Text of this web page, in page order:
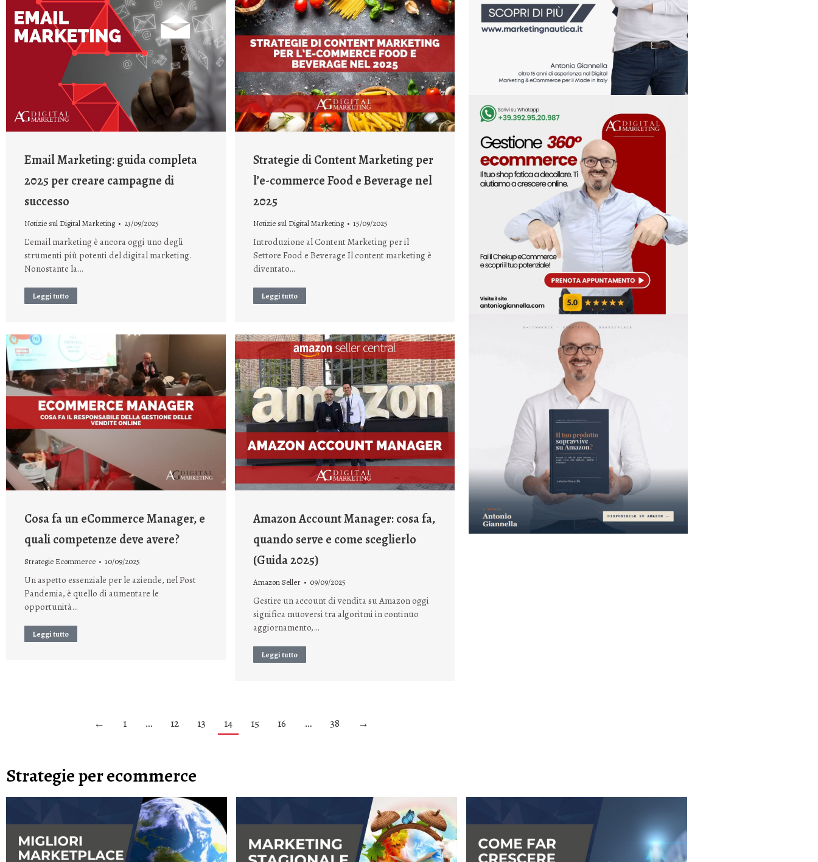
Email Marketing: guida completa
2025 per creare campagne di
successo
Notizie sul Digital Marketing 23/09/2025
L’email marketing è ancora oggi uno degli
strumenti più potenti del digital marketing.
Nonostante la…
Leggi tutto
Strategie di Content Marketing per
l’e-commerce Food e Beverage nel
2025
Notizie sul Digital Marketing 15/09/2025
Introduzione al Content Marketing per il
Settore Food e Beverage Il content marketing è
diventato…
Leggi tutto
Cosa fa un eCommerce Manager, e
quali competenze deve avere?
Strategie Ecommerce 10/09/2025
Un aspetto essenziale per le aziende, nel Post
Pandemia, è quello di aumentare le
opportunità…
Leggi tutto
Amazon Account Manager: cosa fa,
quando serve e come sceglierlo
(Guida 2025)
Amazon Seller 09/09/2025
Gestire un account di vendita su Amazon oggi
significa muoversi tra algoritmi in continuo
aggiornamento,…
Leggi tutto
← 1 … 12 13 14 15 16 … 38 →
Strategie per ecommerce